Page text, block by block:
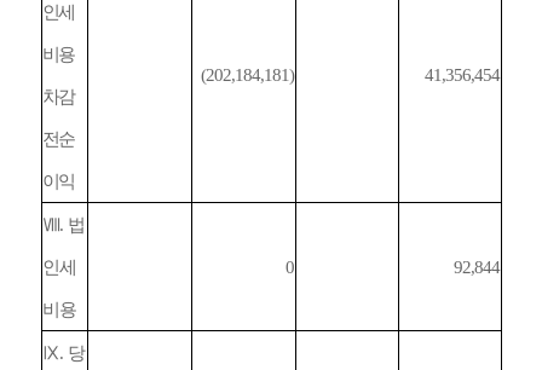
인세
비용
차감
전순
이익
(202,184,181) 41,356,454
Ⅷ. 법
인세
비용
0 92,844
Ⅸ. 당